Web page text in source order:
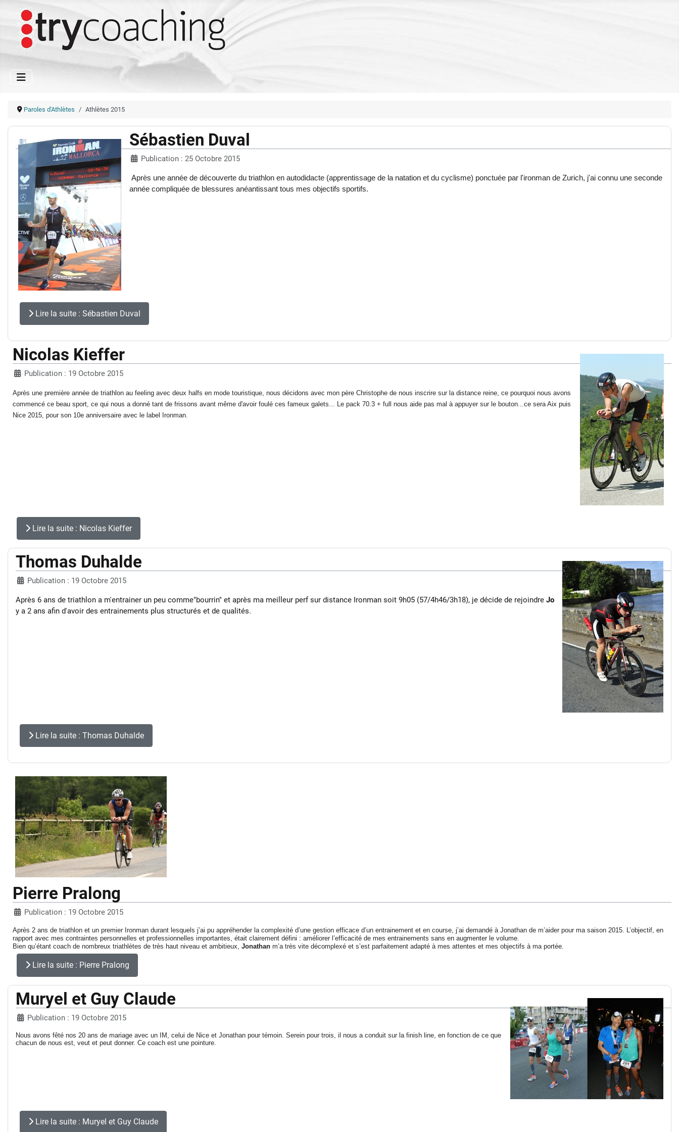
Paroles d'Athlètes Athlètes 2015
Sébastien Duval
Publication : 25 Octobre 2015
Après une année de découverte du triathlon en autodidacte (apprentissage de la natation et du cyclisme) ponctuée par l'ironman de Zurich, j'ai connu une seconde
année compliquée de blessures anéantissant tous mes objectifs sportifs.
Lire la suite : Sébastien Duval
Nicolas Kieffer
Publication : 19 Octobre 2015
Après une première année de triathlon au feeling avec deux halfs en mode touristique, nous décidons avec mon père Christophe de nous inscrire sur la distance reine, ce pourquoi nous avons
commencé ce beau sport, ce qui nous a donné tant de frissons avant même d'avoir foulé ces fameux galets... Le pack 70.3 + full nous aide pas mal à appuyer sur le bouton...ce sera Aix puis
Nice 2015, pour son 10e anniversaire avec le label Ironman.
Lire la suite : Nicolas Kieffer
Thomas Duhalde
Publication : 19 Octobre 2015
Après 6 ans de triathlon a m'entrainer un peu comme"bourrin" et après ma meilleur perf sur distance Ironman soit 9h05 (57/4h46/3h18), je décide de rejoindreJo
y a 2 ans afin d'avoir des entrainements plus structurés et de qualités.
Lire la suite : Thomas Duhalde
Pierre Pralong
Publication : 19 Octobre 2015
Après 2 ans de triathlon et un premier Ironman durant lesquels j’ai pu appréhender la complexité d’une gestion efficace d’un entrainement et en course, j’ai demandé à Jonathan de m’aider pour ma saison 2015. L’objectif, en
rapport avec mes contraintes personnelles et professionnelles importantes, était clairement défini : améliorer l’efficacité de mes entrainements sans en augmenter le volume.
Bien qu’étant coach de nombreux triathlètes de très haut niveau et ambitieux,Jonathan m’a très vite décomplexé et s’est parfaitement adapté à mes attentes et mes objectifs à ma portée.
Lire la suite : Pierre Pralong
Muryel et Guy Claude
Publication : 19 Octobre 2015
Nous avons fêté nos 20 ans de mariage avec un IM, celui de Nice et Jonathan pour témoin. Serein pour trois, il nous a conduit sur la finish line, en fonction de ce que
chacun de nous est, veut et peut donner. Ce coach est une pointure.
Lire la suite : Muryel et Guy Claude